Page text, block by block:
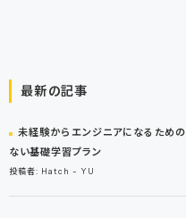
最新の記事
未経験からエンジニアになるための
ない基礎学習プラン
投稿者: Hatch - YU